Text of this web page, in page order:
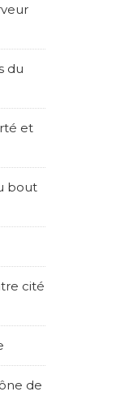
du
et
bout
cité
de